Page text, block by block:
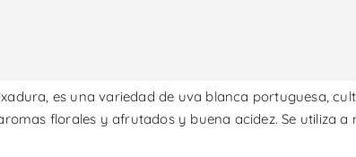
es una variedad de uva blanca portuguesa,
florales y afrutados y buena acidez. Se utiliza